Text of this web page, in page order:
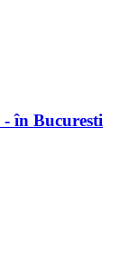
în Bucuresti